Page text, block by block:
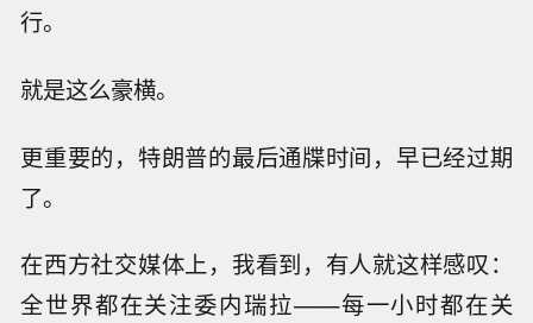
行。
就是这么豪横。
更重要的，特朗普的最后通牒时间，早已经过期
了。
在西方社交媒体上，我看到，有人就这样感叹：
全世界都在关注委内瑞拉——每一小时都在关